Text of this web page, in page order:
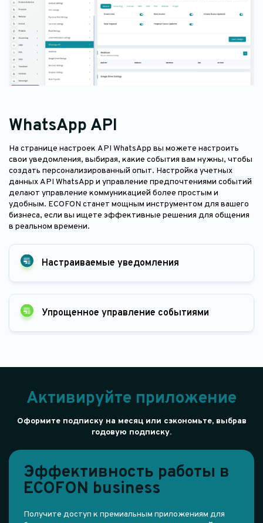
WhatsApp API
На странице настроек API WhatsApp вы можете настроить
свои уведомления, выбирая, какие события вам нужны, чтобы
создать персонализированный опыт. Настройка учетных
данных API WhatsApp и управление предпочтениями событий
делают управление коммуникацией более простым и
удобным. ECOFON станет мощным инструментом для вашего
бизнеса, если вы ищете эффективные решения для общения
в реальном времени.
Настраиваемые уведомления
Упрощенное управление событиями
Активируйте приложение
Оформите подписку на месяц или сэкономьте, выбрав
годовую подписку.
Эффективность работы в
ECOFON business
Получите доступ к премиальным приложениям для